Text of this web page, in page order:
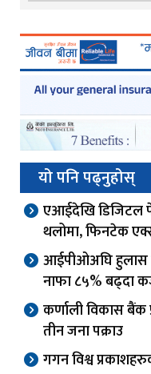
यो पनि पढ्नुहोस्
एआईदेखि डिजिटल
थलोमा, फिनटेक
आईपीओअघि हुलास
नाफा ८५% बढ्दा
कर्णाली विकास
तीन जना पक्राउ
गगन विश्व